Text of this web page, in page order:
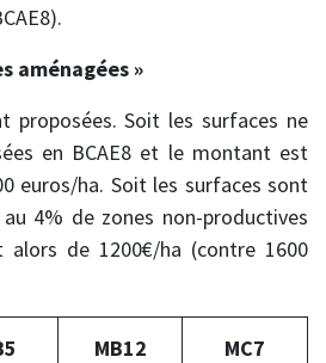
aménagées »
proposées. Soit les surfaces ne
en BCAE8 et le montant est
euros/ha. Soit les surfaces sont
4% de zones non-productives
de 1200€/ha (contre 1600
MB12 MC7